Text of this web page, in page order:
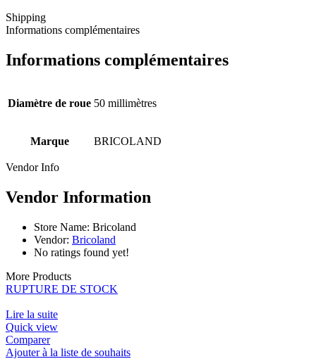
Shipping
Informations complémentaires
Informations complémentaires
Diamètre de roue 50 millimètres
Marque BRICOLAND
Vendor Info
Vendor Information
Store Name: Bricoland
Vendor: Bricoland
No ratings found yet!
More Products
RUPTURE DE STOCK
Lire la suite
Quick view
Comparer
Ajouter à la liste de souhaits